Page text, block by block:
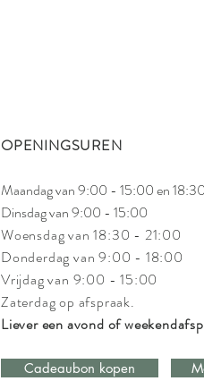
OPENINGSUREN
Maandag van 9:00 - 15:00 en
Dinsdag van 9:00 - 15:00
Woensdag van 18:30 - 21:00
Donderdag van 9:00 - 18:00
Vrijdag van 9:00 - 15:00
Zaterdag op afspraak.
Liever een avond of
Cadeaubon kopen